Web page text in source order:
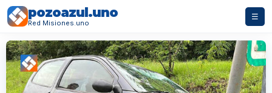
pozoazul.uno
Red Misiones.uno
☰